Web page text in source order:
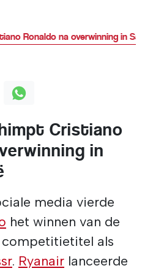
Ronaldo na overwinning in
Cristiano
in
media vierde
het winnen van de
als
. Ryanair lanceerde